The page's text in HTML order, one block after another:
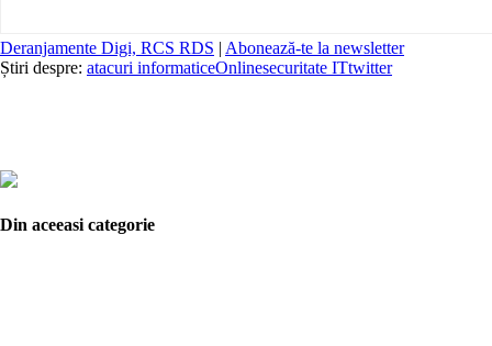
Deranjamente Digi, RCS RDS | Abonează-te la newsletter
Știri despre: atacuri informaticeOnlinesecuritate ITtwitter
Din aceeasi categorie